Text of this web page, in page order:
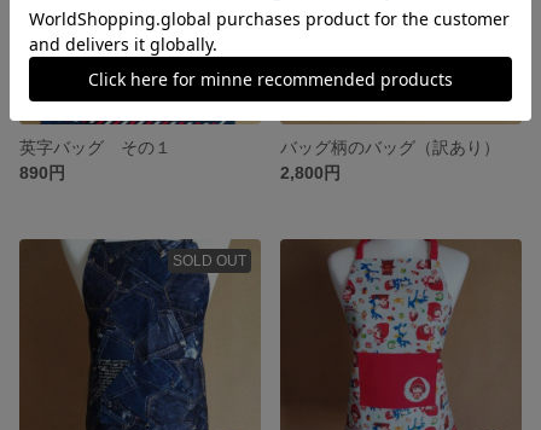
英字バッグ その１
890円
バッグ柄のバッグ（訳あり）
2,800円
SOLD OUT